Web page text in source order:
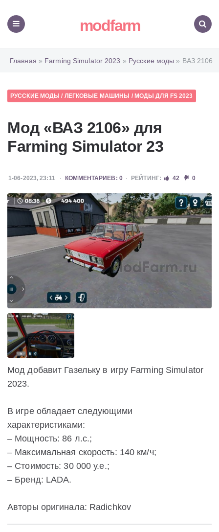
modfarm
Главная » Farming Simulator 2023 » Русские моды » ВАЗ 2106
РУССКИЕ МОДЫ / ЛЕГКОВЫЕ МАШИНЫ / МОДЫ ДЛЯ FS 2023
Мод «ВАЗ 2106» для
Farming Simulator 23
1-06-2023, 23:11 КОММЕНТАРИЕВ: 0 РЕЙТИНГ: 42 0
Мод добавит Газельку в игру Farming Simulator
2023.
В игре обладает следующими
характеристиками:
– Мощность: 86 л.с.;
– Максимальная скорость: 140 км/ч;
– Стоимость: 30 000 у.е.;
– Бренд: LADA.
Авторы оригинала: Radichkov